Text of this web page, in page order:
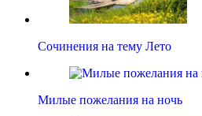
Сочинения на тему Лето
Милые пожелания на ночь